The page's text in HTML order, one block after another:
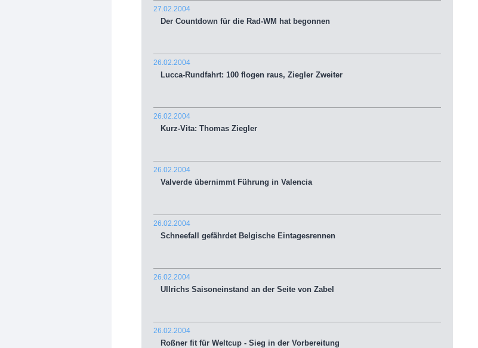
27.02.2004
Der Countdown für die Rad-WM hat begonnen
26.02.2004
Lucca-Rundfahrt: 100 flogen raus, Ziegler Zweiter
26.02.2004
Kurz-Vita: Thomas Ziegler
26.02.2004
Valverde übernimmt Führung in Valencia
26.02.2004
Schneefall gefährdet Belgische Eintagesrennen
26.02.2004
Ullrichs Saisoneinstand an der Seite von Zabel
26.02.2004
Roßner fit für Weltcup - Sieg in der Vorbereitung